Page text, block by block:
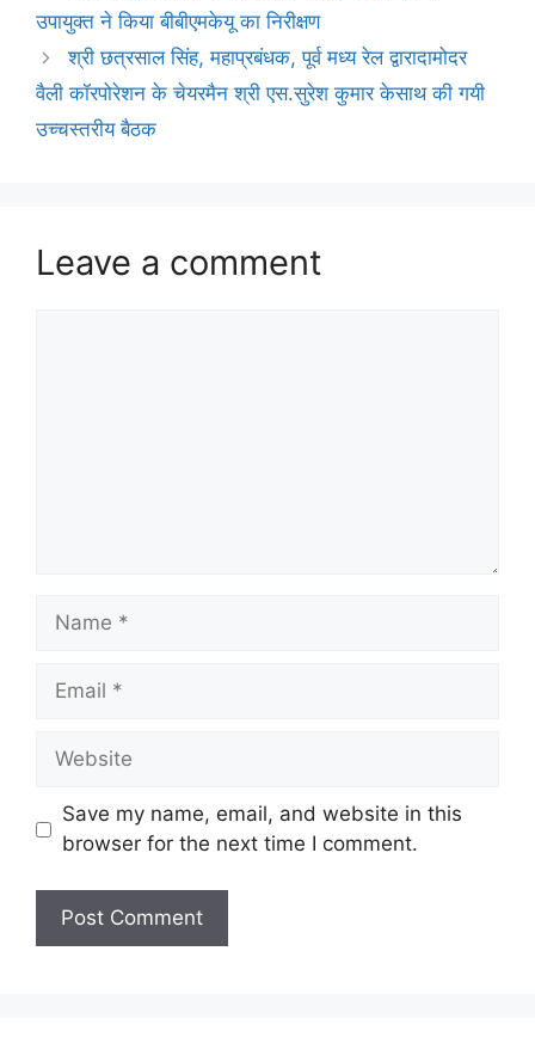
उपायुक्त ने किया बीबीएमकेयू का निरीक्षण
श्री छत्रसाल सिंह, महाप्रबंधक, पूर्व मध्य रेल द्वारादामोदर
वैली कॉरपोरेशन के चेयरमैन श्री एस.सुरेश कुमार केसाथ की गयी
उच्चस्तरीय बैठक
Leave a comment
Save my name, email, and website in this
browser for the next time I comment.